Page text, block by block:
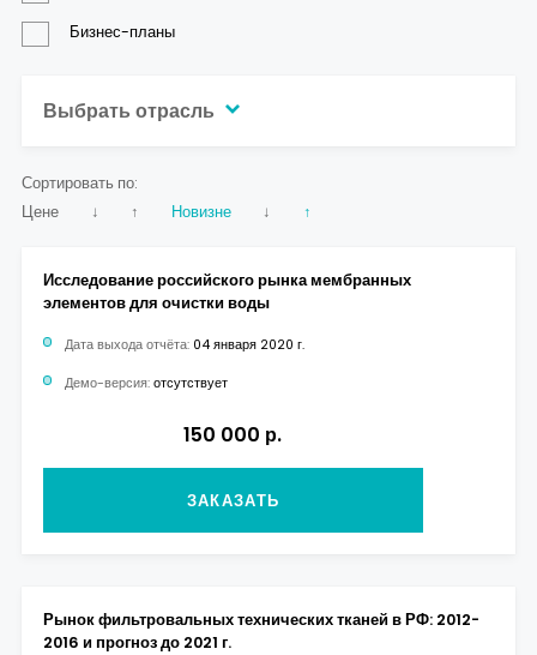
Сортировать по:
Цене
↓ ↑ Новизне ↓ ↑
Исследование российского рынка мембранных
элементов для очистки воды
Дата выхода отчёта: 04 января 2020 г.
Демо-версия: отсутствует
150 000 р.
ЗАКАЗАТЬ
Рынок фильтровальных технических тканей в РФ: 2012-
2016 и прогноз до 2021 г.
Бизнес-планы
Выбрать отрасль